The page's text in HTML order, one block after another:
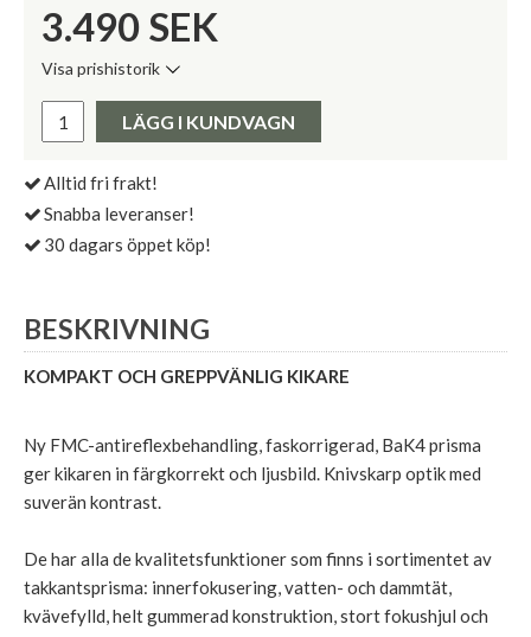
3.490 SEK
Visa prishistorik
Pris:
LÄGG I KUNDVAGN
Alltid fri frakt!
Snabba leveranser!
30 dagars öppet köp!
BESKRIVNING
KOMPAKT OCH GREPPVÄNLIG KIKARE
Ny FMC-antireflexbehandling, faskorrigerad, BaK4 prisma
ger kikaren in färgkorrekt och ljusbild. Knivskarp optik med
suverän kontrast.
De har alla de kvalitetsfunktioner som finns i sortimentet av
takkantsprisma: innerfokusering, vatten- och dammtät,
kvävefylld, helt gummerad konstruktion, stort fokushjul och